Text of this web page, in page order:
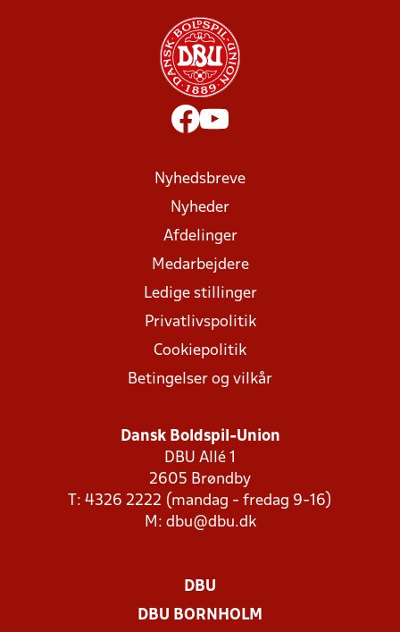
Nyhedsbreve
Nyheder
Afdelinger
Medarbejdere
Ledige stillinger
Privatlivspolitik
Cookiepolitik
Betingelser og vilkår
Dansk Boldspil-Union
DBU Allé 1
2605 Brøndby
T: 4326 2222 (mandag - fredag 9-16)
M: dbu@dbu.dk
DBU
DBU BORNHOLM